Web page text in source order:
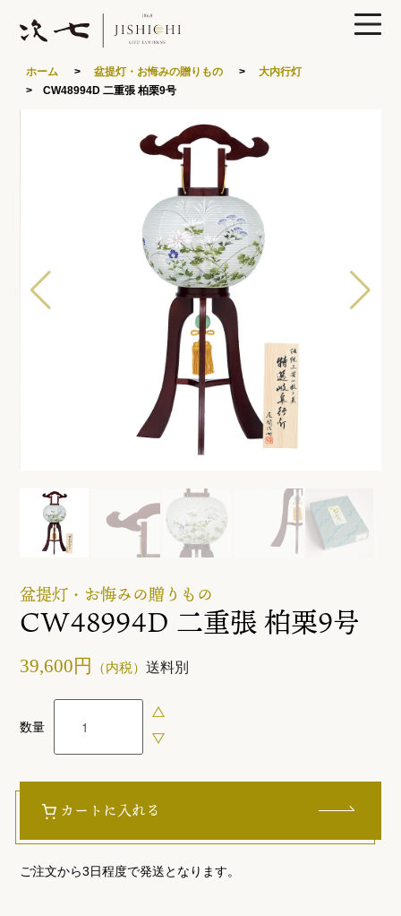
あかりや次七について
特集
お問い合わせ
ホーム > 盆提灯・お悔みの贈りもの >
大内行灯
> CW48994D 二重張 柏栗9号
盆提灯・お悔みの贈りもの
CW48994D 二重張 柏栗9号
39,600円 （内税）送料別
数量
カートに入れる
ご注文から3日程度で発送となります。